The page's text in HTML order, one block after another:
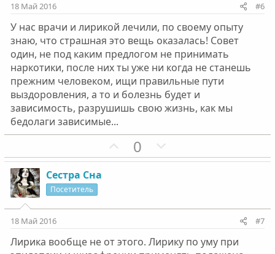
н
ы
й
г
о
л
с
н
ы
й
г
о
л
с
18 Май 2016 #6
У нас врачи и лирикой лечили, по своему опыту
знаю, что страшная это вещь оказалась! Совет
один, не под каким предлогом не принимать
наркотики, после них ты уже ни когда не станешь
прежним человеком, ищи правильные пути
выздоровления, а то и болезнь будет и
зависимость, разрушишь свою жизнь, как мы
бедолаги зависимые...
П
о
т
н
0
е
т
н
Сестра Сна
Посетитель
18 Май 2016 #7
Лирика вообще не от этого. Лирику по уму при